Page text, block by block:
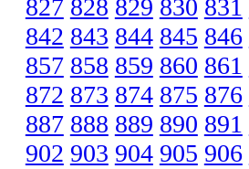
827 828 829 830 831
842 843 844 845 846
857 858 859 860 861
872 873 874 875 876
887 888 889 890 891
902 903 904 905 906